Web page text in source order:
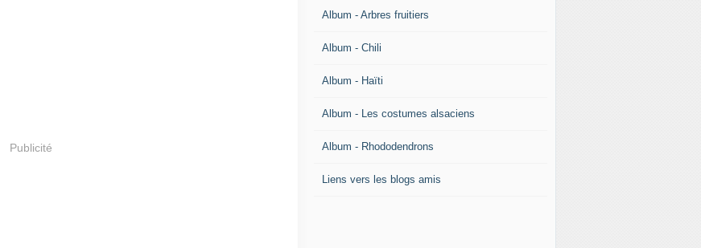
Publicité
Album - Arbres fruitiers
Album - Chili
Album - Haïti
Album - Les costumes alsaciens
Album - Rhododendrons
Liens vers les blogs amis